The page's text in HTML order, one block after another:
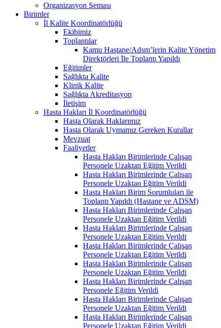
Organizasyon Şeması
Birimler
İl Kalite Koordinatörlüğü
Ekibimiz
Toplantılar
Kamu Hastane/Adsm’lerin Kalite Yönetim
Direktörleri İle Toplantı Yapıldı
Eğitimler
Sağlıkta Kalite
Klinik Kalite
Sağlıkta Akreditasyon
İletişim
Hasta Hakları İl Koordinatörlüğü
Hasta Olarak Haklarımız
Hasta Olarak Uymamız Gereken Kurallar
Mevzuat
Faaliyetler
Hasta Hakları Birimlerinde Çalışan
Personele Uzaktan Eğitim Verildi
Hasta Hakları Birimlerinde Çalışan
Personele Uzaktan Eğitim Verildi
Hasta Hakları Birim Sorumluları ile
Toplantı Yapıldı (Hastane ve ADSM)
Hasta Hakları Birimlerinde Çalışan
Personele Uzaktan Eğitim Verildi
Hasta Hakları Birimlerinde Çalışan
Personele Uzaktan Eğitim Verildi
Hasta Hakları Birimlerinde Çalışan
Personele Uzaktan Eğitim Verildi
Hasta Hakları Birimlerinde Çalışan
Personele Uzaktan Eğitim Verildi
Hasta Hakları Birimlerinde Çalışan
Personele Eğitim Verildi
Hasta Hakları Birimlerinde Çalışan
Personele Uzaktan Eğitim Verildi
Hasta Hakları Birimlerinde Çalışan
Personele Uzaktan Eğitim Verildi